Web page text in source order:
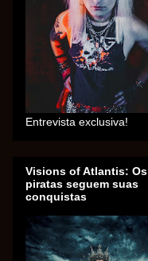
Entrevista exclusiva!
Visions of Atlantis: Os
piratas seguem suas
conquistas